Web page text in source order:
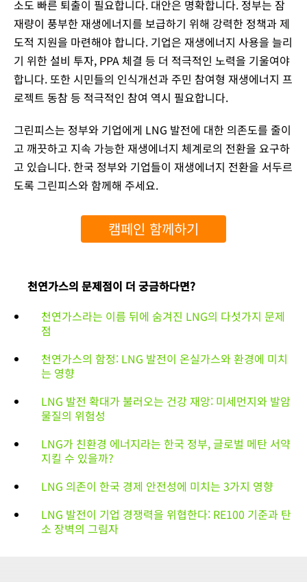
소도 빠른 퇴출이 필요합니다. 대안은 명확합니다. 정부는 잠
재량이 풍부한 재생에너지를 보급하기 위해 강력한 정책과 제
도적 지원을 마련해야 합니다. 기업은 재생에너지 사용을 늘리
기 위한 설비 투자, PPA 체결 등 더 적극적인 노력을 기울여야
합니다. 또한 시민들의 인식개선과 주민 참여형 재생에너지 프
로젝트 동참 등 적극적인 참여 역시 필요합니다.
그린피스는 정부와 기업에게 LNG 발전에 대한 의존도를 줄이
고 깨끗하고 지속 가능한 재생에너지 체계로의 전환을 요구하
고 있습니다. 한국 정부와 기업들이 재생에너지 전환을 서두르
도록 그린피스와 함께해 주세요.
캠페인 함께하기
천연가스의 문제점이 더 궁금하다면?
천연가스라는 이름 뒤에 숨겨진 LNG의 다섯가지 문제
점
천연가스의 함정: LNG 발전이 온실가스와 환경에 미치
는 영향
LNG 발전 확대가 불러오는 건강 재앙: 미세먼지와 발암
물질의 위험성
LNG가 친환경 에너지라는 한국 정부, 글로벌 메탄 서약
지킬 수 있을까?
LNG 의존이 한국 경제 안전성에 미치는 3가지 영향
LNG 발전이 기업 경쟁력을 위협한다: RE100 기준과 탄
소 장벽의 그림자